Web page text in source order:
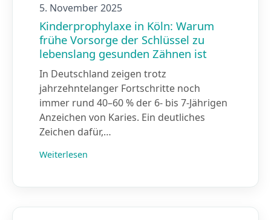
5. November 2025
Kinderprophylaxe in Köln: Warum
frühe Vorsorge der Schlüssel zu
lebenslang gesunden Zähnen ist
In Deutschland zeigen trotz
jahrzehntelanger Fortschritte noch
immer rund 40–60 % der 6- bis 7-Jährigen
Anzeichen von Karies. Ein deutliches
Zeichen dafür,…
Weiterlesen